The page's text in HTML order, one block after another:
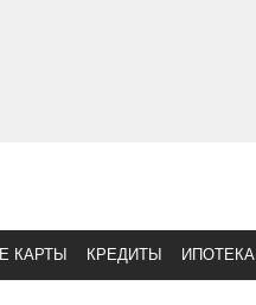
КАРТЫ КРЕДИТЫ ИПОТЕКА